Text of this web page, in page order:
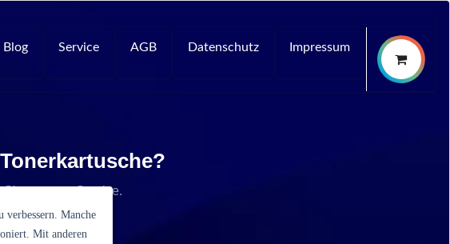
Blog Service AGB Datenschutz Impressum
Sie unseren Service.
Manche
Mit anderen